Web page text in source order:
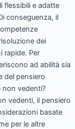
flessibili e adatte
conseguenza, il
dei
rapide. Per
ad abilità sia
del pensiero
non vedenti?
vedenti, il pensiero
basate
per le altre